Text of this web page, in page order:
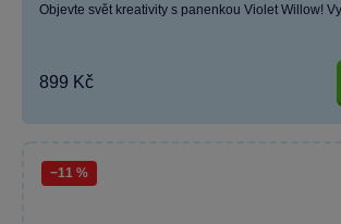
Objevte svět kreativity s panenkou Violet Willow!
899 Kč
−11 %